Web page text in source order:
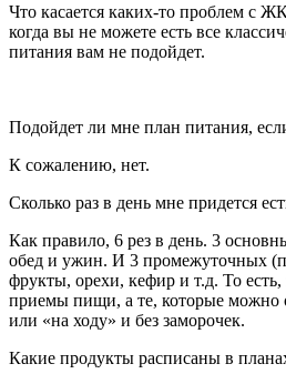
Что касается каких-то проблем с
когда вы не можете есть все
питания вам не подойдет.
Подойдет ли мне план питания,
К сожалению, нет.
Сколько раз в день мне придется
Как правило, 6 рез в день. 3
обед и ужин. И 3 промежуточных
фрукты, орехи, кефир и т.д. То
приемы пищи, а те, которые можно
или «на ходу» и без заморочек.
Какие продукты расписаны в